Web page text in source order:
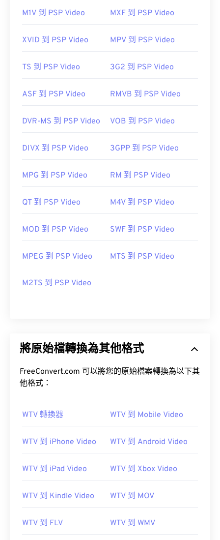
、Cyberlink PowerDVD
Cyberdlink。
實用連結：
https://docs.microsoft.com/en-us/previous-
center-sdk/bb188788(v=msdn.10)
M1V 到 PSP Video MXF 到 PSP Video
XVID 到 PSP Video MPV 到 PSP Video
TS 到 PSP Video 3G2 到 PSP Video
ASF 到 PSP Video RMVB 到 PSP Video
DVR-MS 到 PSP Video VOB 到 PSP Video
DIVX 到 PSP Video 3GPP 到 PSP Video
MPG 到 PSP Video RM 到 PSP Video
QT 到 PSP Video M4V 到 PSP Video
MOD 到 PSP Video SWF 到 PSP Video
MPEG 到 PSP Video MTS 到 PSP Video
M2TS 到 PSP Video
將原始檔轉換為其他格式
FreeConvert.com 可以將您的原始檔案轉換為以下其
他格式：
WTV 轉換器 WTV 到 Mobile Video
WTV 到 iPhone Video WTV 到 Android Video
WTV 到 iPad Video WTV 到 Xbox Video
WTV 到 Kindle Video WTV 到 MOV
WTV 到 FLV WTV 到 WMV